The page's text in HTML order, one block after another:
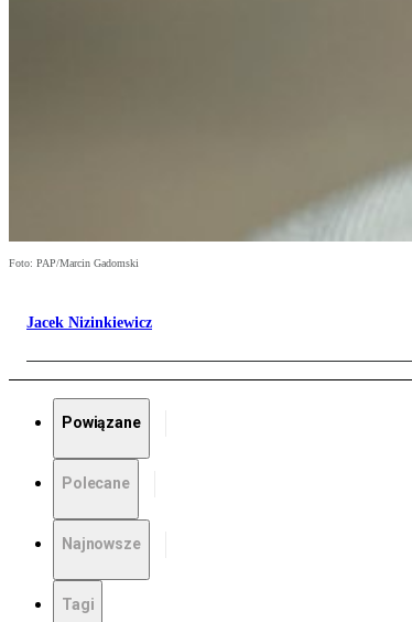
Foto: PAP/Marcin Gadomski
Jacek Nizinkiewicz
Powiązane
Polecane
Najnowsze
Tagi